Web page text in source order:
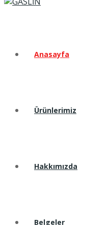
Anasayfa
Ürünlerimiz
Hakkımızda
Belgeler